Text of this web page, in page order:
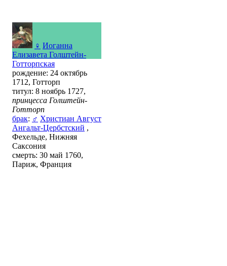
♀ Иоганна
Елизавета Голштейн-
Готторпская
рождение: 24 октябрь
1712, Готторп
титул: 8 ноябрь 1727,
принцесса Голштейн-
Готторп
брак: ♂ Христиан Август
Ангальт-Цербстский ,
Фехельде, Нижняя
Саксония
смерть: 30 май 1760,
Париж, Франция